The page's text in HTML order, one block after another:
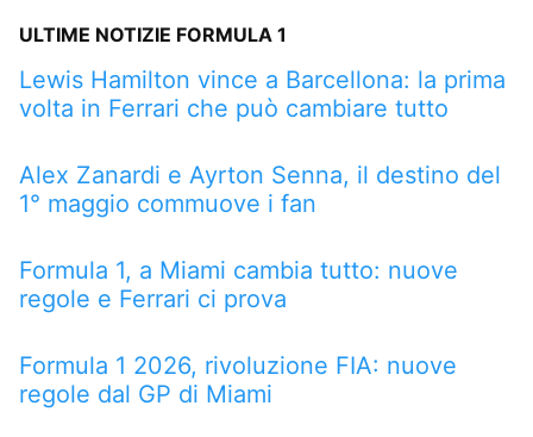
ULTIME NOTIZIE FORMULA 1
Lewis Hamilton vince a Barcellona: la prima
volta in Ferrari che può cambiare tutto
Alex Zanardi e Ayrton Senna, il destino del
1° maggio commuove i fan
Formula 1, a Miami cambia tutto: nuove
regole e Ferrari ci prova
Formula 1 2026, rivoluzione FIA: nuove
regole dal GP di Miami